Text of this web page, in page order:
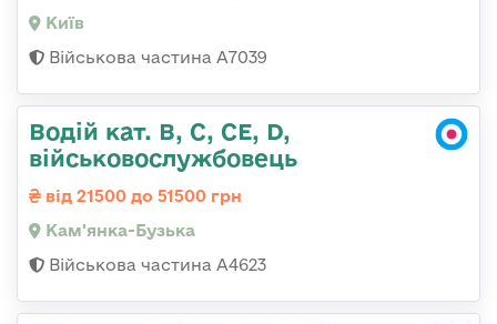
Київ
Військова частина А7039
Водій кат. B, C, СЕ, D,
військовослужбовець
від 21500 до 51500 грн
Кам'янка-Бузька
Військова частина А4623